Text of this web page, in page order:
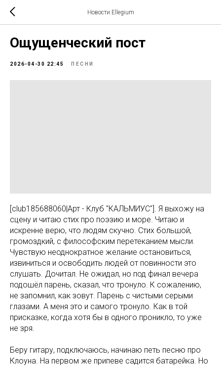
Новости Ellegium
Ощущенческий пост
2026-04-30 22:45 ПЕСНИ
[club185688060|Арт - Клуб "КАЛЬМИУС"]. Я выхожу на
сцену и читаю стих про поэзию и море. Читаю и
искренне верю, что людям скучно. Стих большой,
громоздкий, с философским перетеканием мысли.
Чувствую неоднократное желание остановиться,
извиниться и освободить людей от повинности это
слушать. Дочитал. Не ожидал, но под финал вечера
подошёл парень, сказал, что тронуло. К сожалению,
не запомнил, как зовут. Парень с чистыми серыми
глазами. А меня это и самого тронуло. Как в той
присказке, когда хотя бы в одного проникло, то уже
не зря.
Беру гитару, подключаюсь, начинаю петь песню про
Клоуна. На первом же припеве садится батарейка. Но